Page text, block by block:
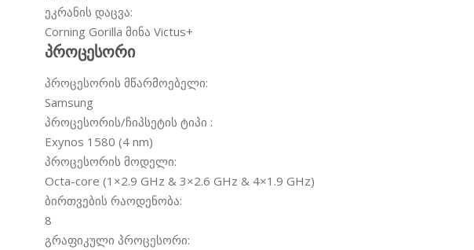
ეკრანის დაცვა:
Corning Gorilla მინა Victus+
პროცესორი
პროცესორის მწარმოებელი:
Samsung
პროცესორის/ჩიპსეტის ტიპი :
Exynos 1580 (4 nm)
პროცესორის მოდელი:
Octa-core (1×2.9 GHz & 3×2.6 GHz & 4×1.9 GHz)
ბირთვების რაოდენობა:
8
გრაფიკული პროცესორი: